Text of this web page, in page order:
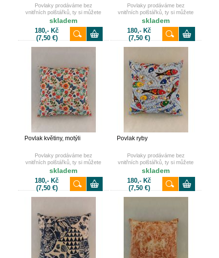
Povlaky prodáváme bez
vnitřních polštářků, ty si můžete
také dokoupit u nás na e-shopu.
skladem
180,- Kč
(7,50 €)
Povlaky prodáváme bez
vnitřních polštářků, ty si můžete
také dokoupit u nás na e-shopu.
skladem
180,- Kč
(7,50 €)
Povlak květiny, motýli
Povlaky prodáváme bez
vnitřních polštářků, ty si můžete
také dokoupit u nás na e-shopu.
skladem
180,- Kč
(7,50 €)
Povlak ryby
Povlaky prodáváme bez
vnitřních polštářků, ty si můžete
také dokoupit u nás na e-shopu.
skladem
180,- Kč
(7,50 €)